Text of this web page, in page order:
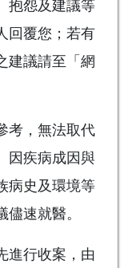
抱怨及建議等
回覆您；若有
建議請至「網
考，無法取代
因疾病成因與
病史及環境等
速就醫。
進行收案，由